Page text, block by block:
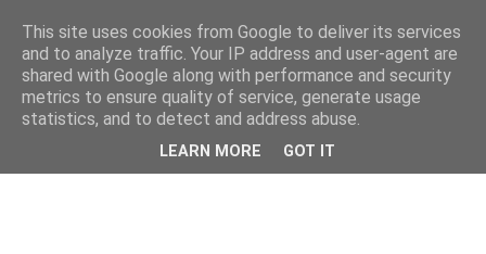
This site uses cookies from Google to deliver its services
and to analyze traffic. Your IP address and user-agent are
shared with Google along with performance and security
metrics to ensure quality of service, generate usage
statistics, and to detect and address abuse.
LEARN MORE GOT IT